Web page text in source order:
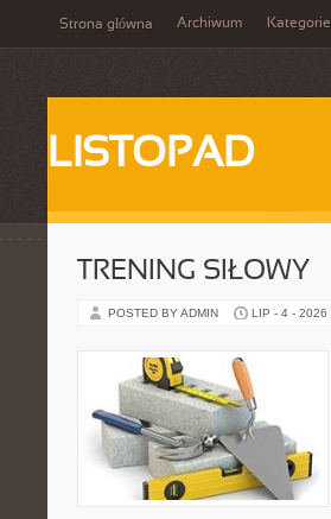
Strona główna Archiwum Kategorie
LISTOPAD
TRENING SIŁOWY
POSTED BY ADMIN LIP - 4 - 2026